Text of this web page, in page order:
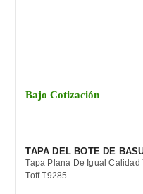
Bajo Cotización
TAPA DEL BOTE DE
Tapa Plana De Igual
Toff T9285